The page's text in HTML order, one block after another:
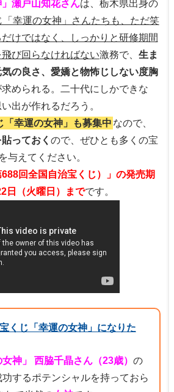
瀬戸山知花さんは、栃木県出身の
「幸運の女神」さんたちも、ただ笑
けではなく、しっかりと研修期間
び回らなければない激務で、 生ま
の良さ、愛嬌と物怖じしない度胸
求められる。二十代にしかできな
出が作れるだろう。
「幸運の女神」も募集中 なので、
っておく ので、ぜひとも多くの宝
与えてください。
688回全国自治宝くじ）」の発売期
日（火曜日）までです。
くじ「幸運の女神」になりた
神」 西脇千晶さん（23歳） の
するポテンシャルを持っておら